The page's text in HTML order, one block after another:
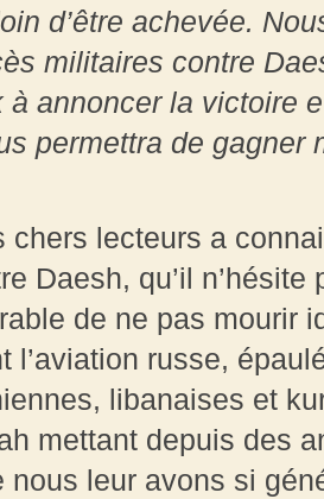
d’être achevée.
militaires contre
à annoncer la victoire
permettra de gagner
chers lecteurs a
Daesh, qu’il
de ne pas mourir
l’aviation russe,
libanaises et
mettant depuis des
nous leur avons si